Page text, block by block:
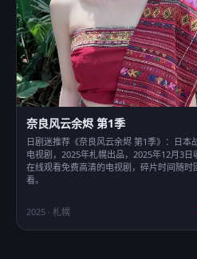
奈良风云余烬 第1季
日剧迷推荐《奈良风云余烬 第1季》：日本
电视剧，2025年札幌出品，2025年12月3日
在线观看免费高清的电视剧，碎片时间随时
看。
2025 · 札幌